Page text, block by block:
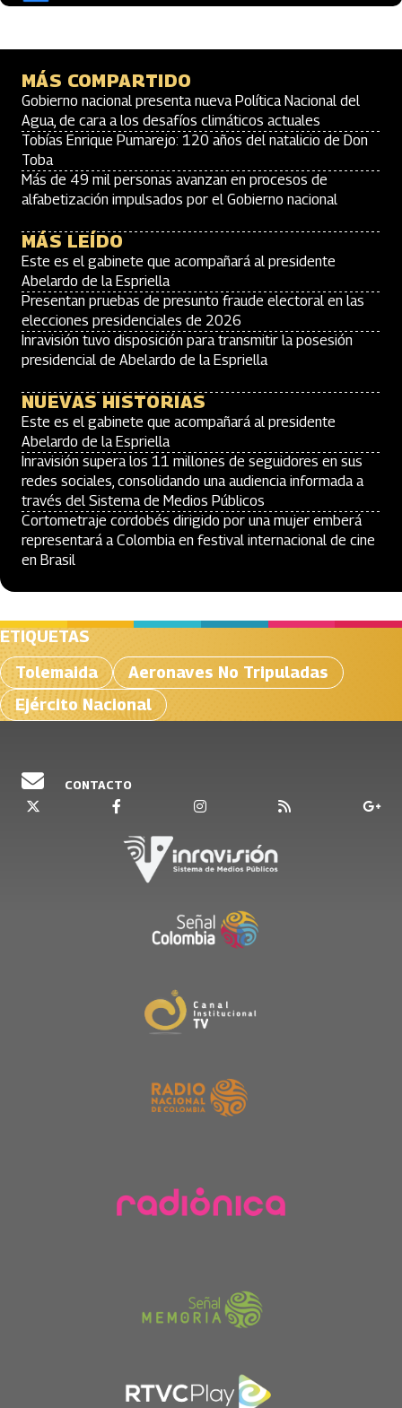
MÁS COMPARTIDO
Gobierno nacional presenta nueva Política Nacional del
Agua, de cara a los desafíos climáticos actuales
Tobías Enrique Pumarejo: 120 años del natalicio de Don
Toba
Más de 49 mil personas avanzan en procesos de
alfabetización impulsados por el Gobierno nacional
MÁS LEÍDO
Este es el gabinete que acompañará al presidente
Abelardo de la Espriella
Presentan pruebas de presunto fraude electoral en las
elecciones presidenciales de 2026
Inravisión tuvo disposición para transmitir la posesión
presidencial de Abelardo de la Espriella
NUEVAS HISTORIAS
Este es el gabinete que acompañará al presidente
Abelardo de la Espriella
Inravisión supera los 11 millones de seguidores en sus
redes sociales, consolidando una audiencia informada a
través del Sistema de Medios Públicos
Cortometraje cordobés dirigido por una mujer emberá
representará a Colombia en festival internacional de cine
en Brasil
ETIQUETAS
Tolemaida
Aeronaves No Tripuladas
Ejército Nacional
CONTACTO